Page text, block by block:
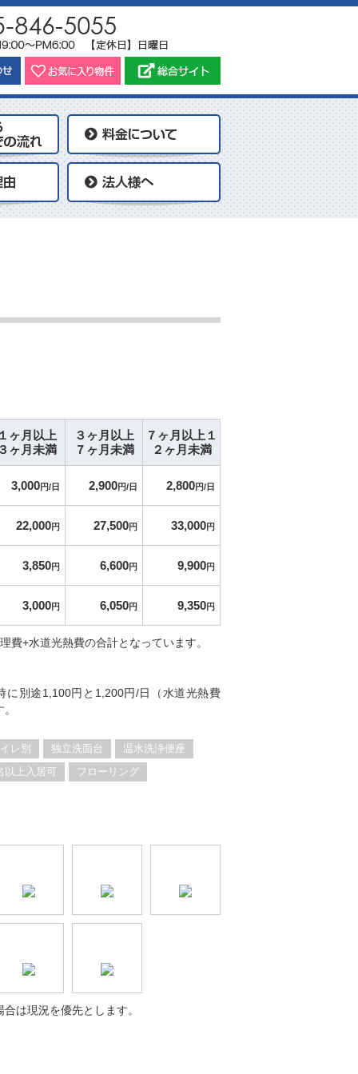
１ヶ月以上
３ヶ月未満
３ヶ月以上
７ヶ月未満
７ヶ月以上１
２ヶ月未満
3,000円/日 2,900円/日 2,800円/日
22,000円 27,500円 33,000円
3,850円 6,600円 9,900円
3,000円 6,050円 9,350円
費+水道光熱費の合計となっています。
別途1,100円と1,200円/日（水道光熱費
レ別 独立洗面台
温水洗浄便座
以上入居可
フローリング
は現況を優先とします。